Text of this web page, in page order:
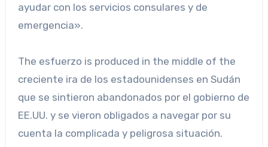
ayudar con los servicios consulares y de
emergencia».
The esfuerzo is produced in the middle of the
creciente ira de los estadounidenses en Sudán
que se sintieron abandonados por el gobierno de
EE.UU. y se vieron obligados a navegar por su
cuenta la complicada y peligrosa situación.